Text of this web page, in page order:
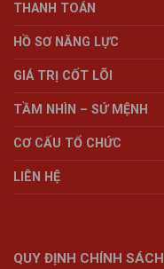
THANH TOÁN
HỒ SƠ NĂNG LỰC
GIÁ TRỊ CỐT LÕI
TẦM NHÌN – SỨ MỆNH
CƠ CẤU TỔ CHỨC
LIÊN HỆ
QUY ĐỊNH CHÍNH SÁCH